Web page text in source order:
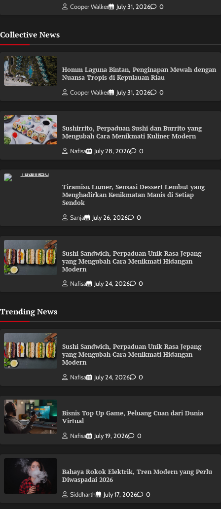
Cooper Walker July 31, 2026 0
Collective News
Homm Laguna Bintan, Penginapan Mewah dengan
Nuansa Tropis di Kepulauan Riau
Cooper Walker July 31, 2026 0
Sushirrito, Perpaduan Sushi dan Burrito yang
Mengubah Cara Menikmati Kuliner Modern
Nafisa July 28, 2026 0
Tiramisu Lumer, Sensasi Dessert Lembut yang
Menghadirkan Kenikmatan Manis di Setiap
Sendok
Sanja July 26, 2026 0
Sushi Sandwich, Perpaduan Unik Rasa Jepang
yang Mengubah Cara Menikmati Hidangan
Modern
Nafisa July 24, 2026 0
Trending News
Sushi Sandwich, Perpaduan Unik Rasa Jepang
yang Mengubah Cara Menikmati Hidangan
Modern
Nafisa July 24, 2026 0
Bisnis Top Up Game, Peluang Cuan dari Dunia
Virtual
Nafisa July 19, 2026 0
Bahaya Rokok Elektrik, Tren Modern yang Perlu
Diwaspadai 2026
Siddharth July 17, 2026 0